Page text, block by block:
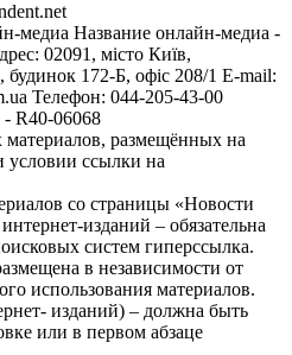
медиа Название онлайн-медиа -
02091, місто Київ,
172-Б, офіс 208/1 E-mail:
Телефон: 044-205-43-00
R40-06068
размещённых на
условии ссылки на
со страницы «Новости
изданий – обязательна
систем гиперссылка.
в независимости от
использования материалов.
изданий) – должна быть
или в первом абзаце